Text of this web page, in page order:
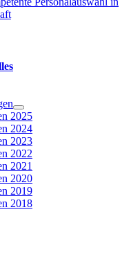
2025
2024
2023
2022
2021
2020
2019
2018